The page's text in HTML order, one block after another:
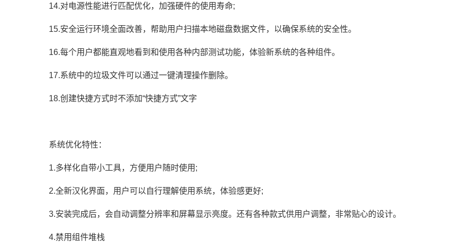
14.对电源性能进行匹配优化，加强硬件的使用寿命;
15.安全运行环境全面改善，帮助用户扫描本地磁盘数据文件，以确保系统的安全性。
16.每个用户都能直观地看到和使用各种内部测试功能，体验新系统的各种组件。
17.系统中的垃圾文件可以通过一键清理操作删除。
18.创建快捷方式时不添加“快捷方式”文字
系统优化特性：
1.多样化自带小工具，方便用户随时使用;
2.全新汉化界面，用户可以自行理解使用系统，体验感更好;
3.安装完成后，会自动调整分辨率和屏幕显示亮度。还有各种款式供用户调整，非常贴心的设计。
4.禁用组件堆栈